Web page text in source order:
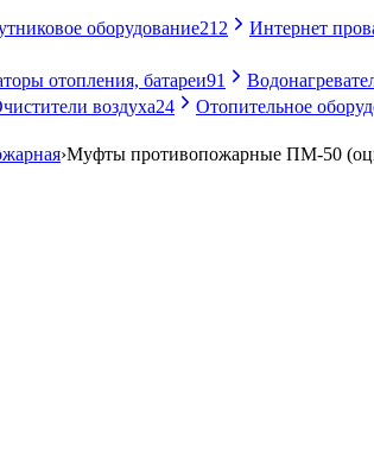
оборудование212 Интернет
отопления, батареи91
воздуха24 Отопительное
›Муфты противопожарные ПМ-50